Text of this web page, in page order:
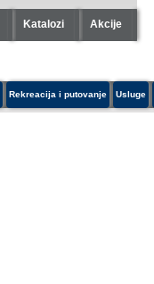
Katalozi Akcije
Rekreacija i putovanje Usluge